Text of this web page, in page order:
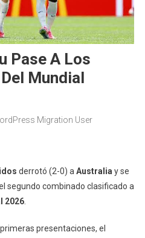
Pase A Los
Mundial
Migration User
derrotó (2-0) a Australia y se
segundo combinado clasificado a
2026.
presentaciones, el